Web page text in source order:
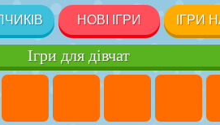
НОВІ ІГРИ ІГРИ
Ігри для дівчат